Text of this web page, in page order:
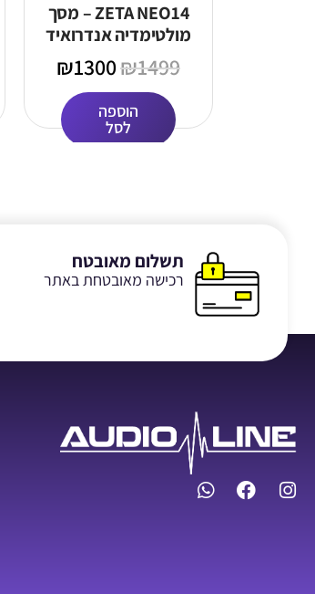
ZETA NEO14 – מסך
מולטימדיה אנדרואיד
חכם לרכב כולל פאנל
מותאם
₪1499
₪1300
הוספה
לסל
תשלום מאובטח
רכישה מאובטחת באתר